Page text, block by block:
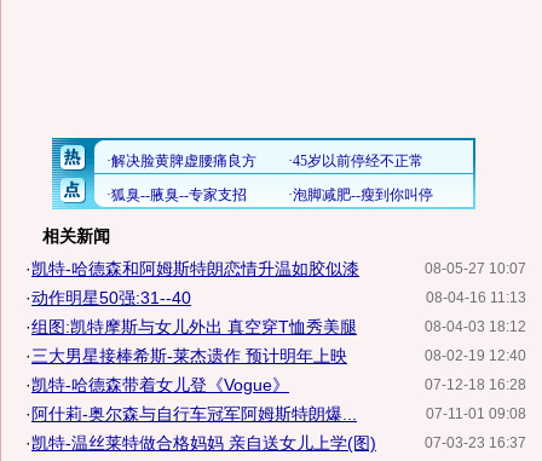
相关新闻
08-05-27 10:07
·凯特-哈德森和阿姆斯特朗恋情升温如胶似漆
08-04-16 11:13
·动作明星50强:31--40
08-04-03 18:12
·组图:凯特摩斯与女儿外出 真空穿T恤秀美腿
08-02-19 12:40
·三大男星接棒希斯-莱杰遗作 预计明年上映
07-12-18 16:28
·凯特-哈德森带着女儿登《Vogue》
07-11-01 09:08
· 阿什莉-奥尔森与自行车冠军阿姆斯特朗爆...
07-03-23 16:37
·凯特-温丝莱特做合格妈妈 亲自送女儿上学(图)